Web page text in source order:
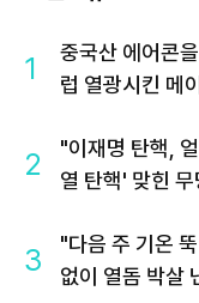
1
중국산 에어콘
럽 열광시킨 메
2
"이재명 탄핵,
열 탄핵' 맞힌
3
"다음 주 기온
없이 열돔 박살